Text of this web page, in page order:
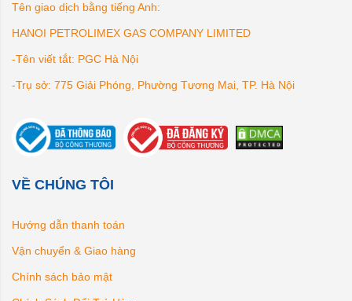
Tên giao dịch bằng tiếng Anh:
HANOI PETROLIMEX GAS COMPANY LIMITED
-Tên viết tắt: PGC Hà Nội
-Trụ sở: 775 Giải Phóng, Phường Tương Mai, TP. Hà Nội
VỀ CHÚNG TÔI
Hướng dẫn thanh toán
Vận chuyển & Giao hàng
Chính sách bảo mật